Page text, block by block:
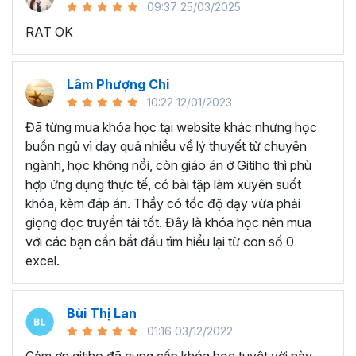
sử dụng Excel sẽ tốn nhiều thời gian, công sức để xử lý
công việc. Hơn nữa, chúng ta cũng không biết những thứ
mình đang thực hiện đúng hay không.
Hiện nay 100% các doanh nghiệp tại Việt Nam
cần tới kỹ năng Excel khi ứng tuyển vào vị trí kế toán, xử
chính... Mỗi cấp độ sẽ có yêu cầu thành thạo Excel xử lý
công việc khác nhau.
Chính vì điều đó Gitiho đã mở khóa học vềThủ thuật
Excel cập nhật hàng tuần - EXG02 với hơn7h+ học
cùng với92 tài liệu đính kèmbạn sẽ nhận được nhiều lợi
ích vô tận như:
Giảng viên là những người có trình độ chuyên môn
cao, kinh nghiệm thực tiễn dày dặn đã và đang đào
VPBank, FPT software, Vietcombank, MIC, Tập
đoàn Thành Công, TH True Milk
09:37 25/03/2025
RAT OK
Lâm Phượng Chi
10:22 12/01/2023
Đã từng mua khóa học tại website khác nhưng học
buồn ngủ vì dạy quá nhiều về lý thuyết từ chuyên
ngành, học không nổi, còn giáo án ở Gitiho thì phù
hợp ứng dụng thực tế, có bài tập làm xuyên suốt
khóa, kèm đáp án. Thầy có tốc độ dạy vừa phải
giọng đọc truyền tải tốt. Đây là khóa học nên mua
với các bạn cần bắt đầu tìm hiểu lại từ con số 0
excel.
Bùi Thị Lan
01:16 03/12/2022